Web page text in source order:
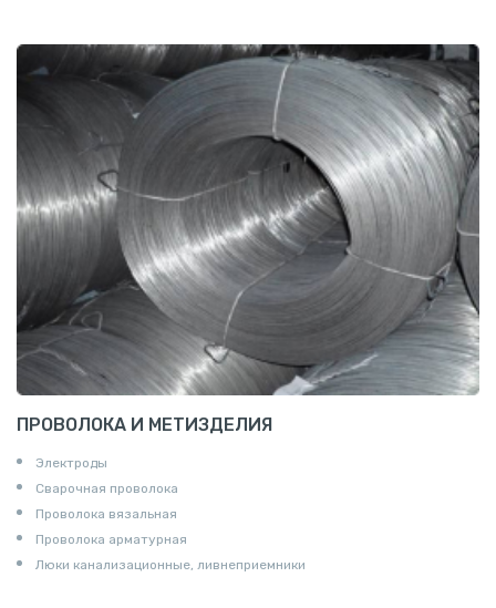
ПРОВОЛОКА И МЕТИЗДЕЛИЯ
Электроды
Сварочная проволока
Проволока вязальная
Проволока арматурная
Люки канализационные, ливнеприемники